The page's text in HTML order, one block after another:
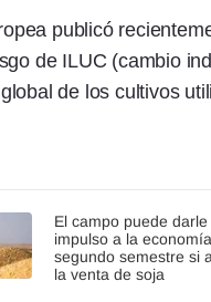
publicó
de ILUC (cambio
de los cultivos
El campo puede darle
impulso a la
segundo semestre si
la venta de soja